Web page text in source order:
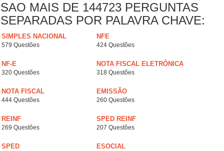
SAO MAIS DE 144723 PERGUNTAS
SEPARADAS POR PALAVRA CHAVE:
SIMPLES NACIONAL
579 Questões
NFE
424 Questões
NF-E
320 Questões
NOTA FISCAL ELETRÔNICA
318 Questões
NOTA FISCAL
444 Questões
EMISSÃO
260 Questões
REINF
269 Questões
SPED REINF
207 Questões
SPED ESOCIAL